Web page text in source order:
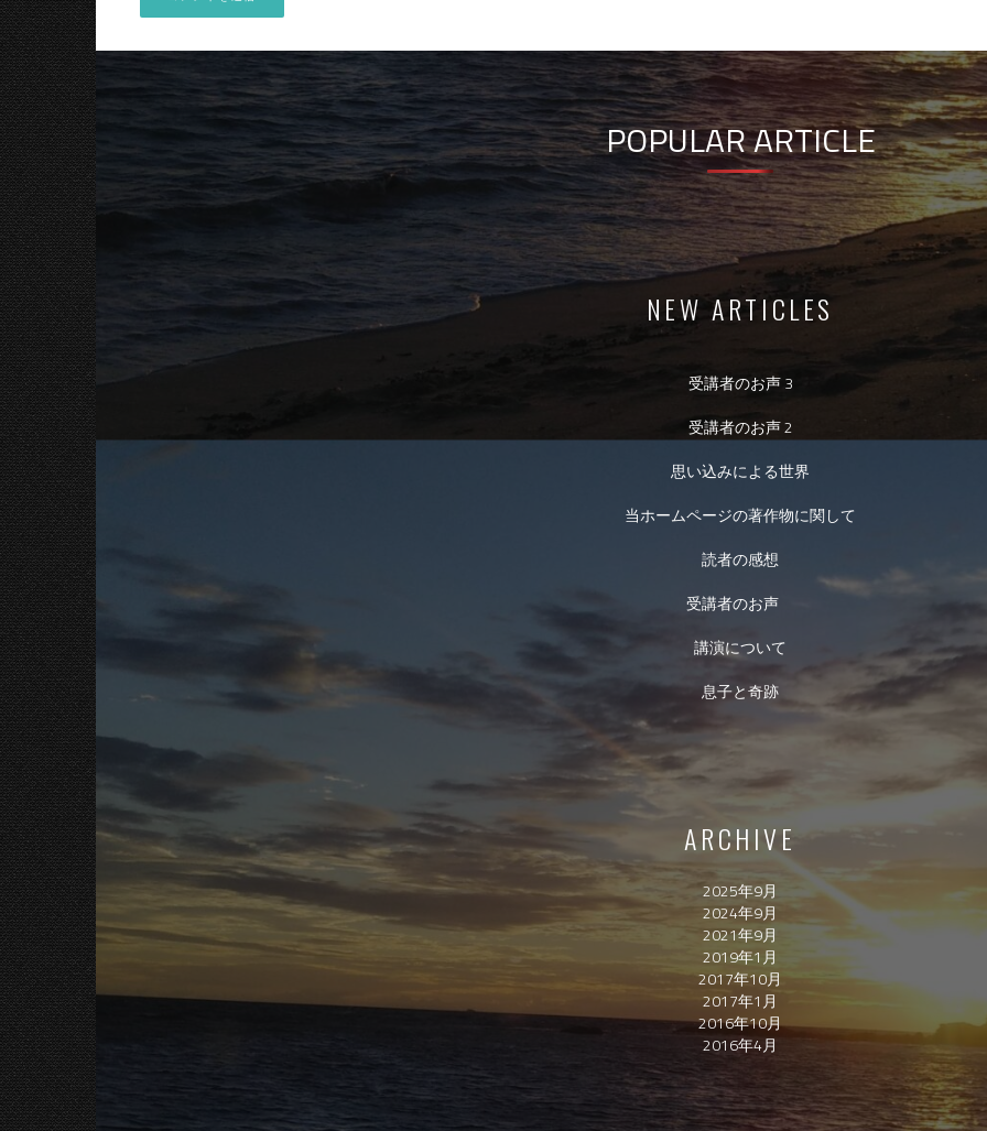
POPULAR ARTICLE
NEW ARTICLES
受講者のお声 3
受講者のお声 2
思い込みによる世界
当ホームページの著作物に関して
読者の感想
受講者のお声
講演について
息子と奇跡
ARCHIVE
2025年9月
2024年9月
2021年9月
2019年1月
2017年10月
2017年1月
2016年10月
2016年4月